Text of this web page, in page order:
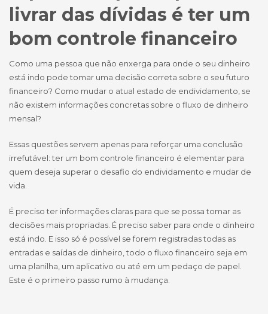
livrar das dívidas é ter um
bom controle financeiro
Como uma pessoa que não enxerga para onde o seu dinheiro
está indo pode tomar uma decisão correta sobre o seu futuro
financeiro? Como mudar o atual estado de endividamento, se
não existem informações concretas sobre o fluxo de dinheiro
mensal?
Essas questões servem apenas para reforçar uma conclusão
irrefutável: ter um bom controle financeiro é elementar para
quem deseja superar o desafio do endividamento e mudar de
vida.
É preciso ter informações claras para que se possa tomar as
decisões mais propriadas. É preciso saber para onde o dinheiro
está indo. E isso só é possível se forem registradas todas as
entradas e saídas de dinheiro, todo o fluxo financeiro seja em
uma planilha, um aplicativo ou até em um pedaço de papel.
Este é o primeiro passo rumo à mudança.